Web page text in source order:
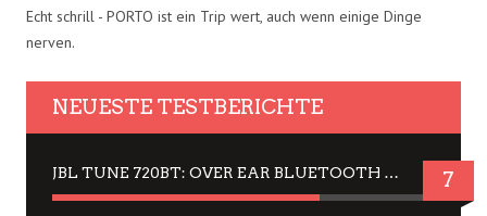
Echt schrill - PORTO ist ein Trip wert, auch wenn einige Dinge
nerven.
NEUESTE TESTBERICHTE
JBL TUNE 720BT: OVER EAR BLUETOOTH KOPFHÖRER UM DIE 50,-€ IM DAUER-TEST 7